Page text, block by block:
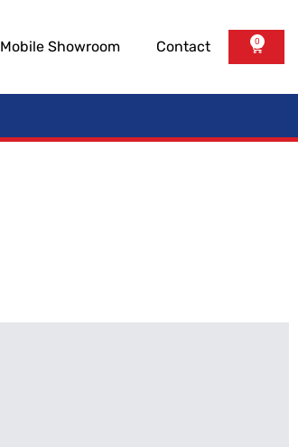
Mobile Showroom Contact 0